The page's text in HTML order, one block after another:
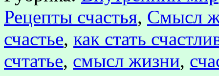
Рецепты счастья, Смысл
счастье, как стать
счтатье, смысл жизни,